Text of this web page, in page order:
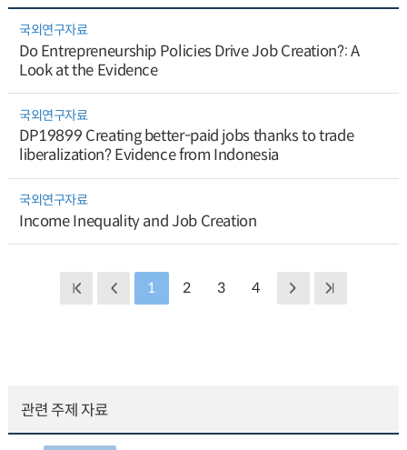
국외연구자료
Do Entrepreneurship Policies Drive Job Creation?: A
Look at the Evidence
국외연구자료
DP19899 Creating better-paid jobs thanks to trade
liberalization? Evidence from Indonesia
국외연구자료
Income Inequality and Job Creation
1 2 3 4
관련 주제 자료